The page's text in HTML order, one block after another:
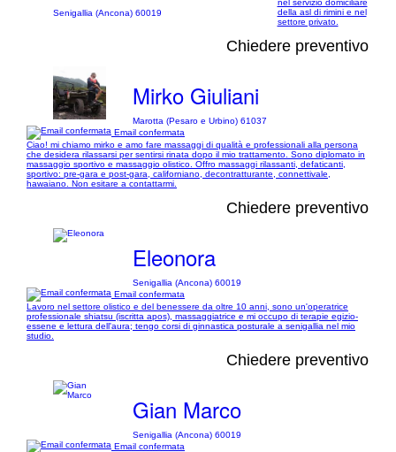
Senigallia (Ancona) 60019
nel servizio domiciliare
della asl di rimini e nel
settore privato.
Chiedere preventivo
Mirko Giuliani
Marotta (Pesaro e Urbino) 61037
Email confermata
Ciao! mi chiamo mirko e amo fare massaggi di qualità e professionali alla persona
che desidera rilassarsi per sentirsi rinata dopo il mio trattamento. Sono diplomato in
massaggio sportivo e massaggio olistico. Offro massaggi rilassanti, defaticanti,
sportivo: pre-gara e post-gara, californiano, decontratturante, connettivale,
hawaiano. Non esitare a contattarmi.
Chiedere preventivo
Eleonora
Senigallia (Ancona) 60019
Email confermata
Lavoro nel settore olistico e del benessere da oltre 10 anni, sono un'operatrice
professionale shiatsu (iscritta apos), massaggiatrice e mi occupo di terapie egizio-
essene e lettura dell'aura; tengo corsi di ginnastica posturale a senigallia nel mio
studio.
Chiedere preventivo
Gian Marco
Senigallia (Ancona) 60019
Email confermata